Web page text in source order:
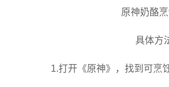
原神奶酪
具体方
1.打开《原神》，找到可烹